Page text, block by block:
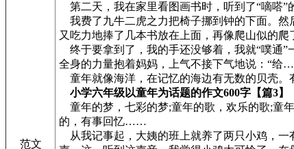
范文
第二天，我在家里看图画书时，听到了“嘀嗒”
我费了九牛二虎之力把椅子挪到钟的下面。然
又吃力地捧了几本书放在上面，再像爬山似的
终于要拿到了，我的手还没够着，我就“噗通”
全身的力量抱着妈妈，上气不接下气地说：“
童年就像海洋，在记忆的海边有无数的贝壳
小学六年级以童年为话题的作文600字【篇3】
童年的梦，七彩的梦;童年的歌，欢乐的歌;童
的，有事回忆……
从我记事起，大姨的班上就养了两只小鸡，一